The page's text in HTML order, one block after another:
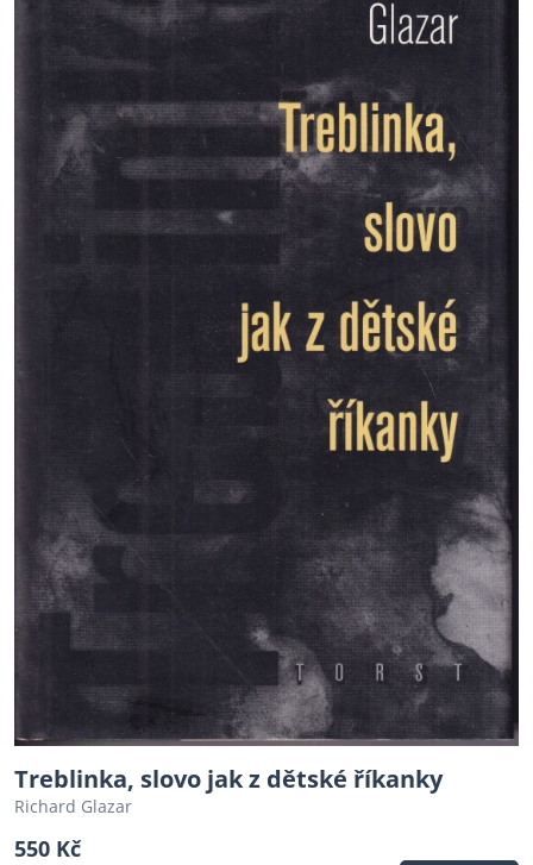
Treblinka, slovo jak z dětské říkanky
Richard Glazar
550 Kč